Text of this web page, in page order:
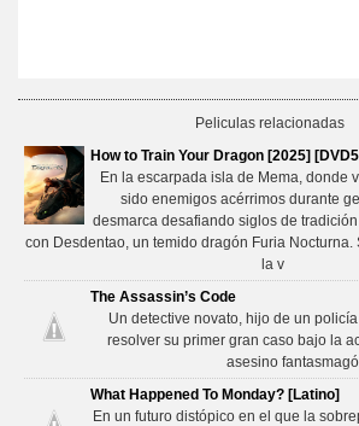
Peliculas relacionadas
How to Train Your Dragon [2025]
En la escarpada isla de Mema, donde
sido enemigos acérrimos durante
desmarca desafiando siglos de
con Desdentao, un temido dragón Furia
la v
The Assassin’s Code
Un detective novato, hijo de un
resolver su primer gran caso bajo la
asesino
What Happened To Monday? [Latino]
En un futuro distópico en el que la